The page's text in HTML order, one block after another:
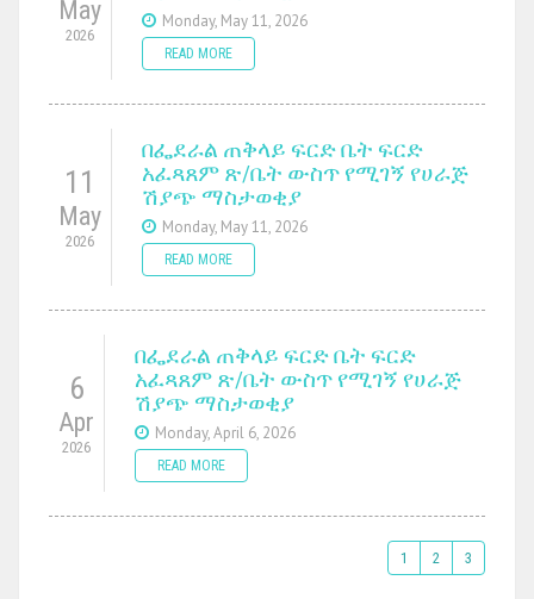
May
2026
Monday, May 11, 2026
READ MORE
11
May
2026
በፌደራል ጠቅላይ ፍርድ ቤት ፍርድ
አፈጻጸም ጽ/ቤት ውስጥ የሚገኝ የሀራጅ
ሽያጭ ማስታወቂያ
Monday, May 11, 2026
READ MORE
6
Apr
2026
በፌደራል ጠቅላይ ፍርድ ቤት ፍርድ
አፈጻጸም ጽ/ቤት ውስጥ የሚገኝ የሀራጅ
ሽያጭ ማስታወቂያ
Monday, April 6, 2026
READ MORE
1 2 3